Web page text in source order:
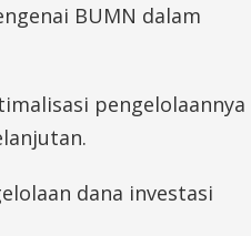
BUMN dalam
pengelolaannya
dana investasi